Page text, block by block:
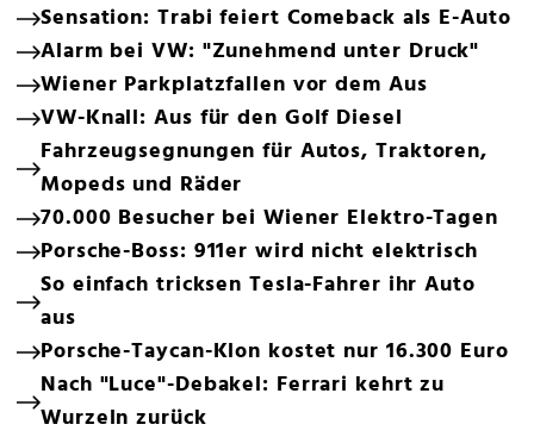
Sensation: Trabi feiert Comeback als E-Auto
Alarm bei VW: "Zunehmend unter Druck"
Wiener Parkplatzfallen vor dem Aus
VW-Knall: Aus für den Golf Diesel
Fahrzeugsegnungen für Autos, Traktoren,
Mopeds und Räder
70.000 Besucher bei Wiener Elektro-Tagen
Porsche-Boss: 911er wird nicht elektrisch
So einfach tricksen Tesla-Fahrer ihr Auto
aus
Porsche-Taycan-Klon kostet nur 16.300 Euro
Nach "Luce"-Debakel: Ferrari kehrt zu
Wurzeln zurück